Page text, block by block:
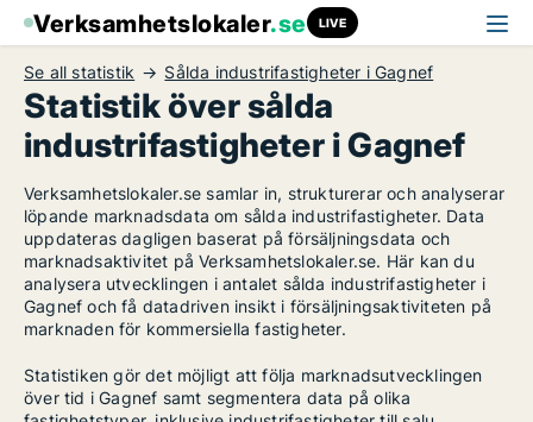
Verksamhetslokaler.se LIVE
Se all statistik Sålda industrifastigheter i Gagnef
Statistik över sålda
industrifastigheter i Gagnef
Verksamhetslokaler.se samlar in, strukturerar och analyserar
löpande marknadsdata om sålda industrifastigheter. Data
uppdateras dagligen baserat på försäljningsdata och
marknadsaktivitet på Verksamhetslokaler.se. Här kan du
analysera utvecklingen i antalet sålda industrifastigheter i
Gagnef och få datadriven insikt i försäljningsaktiviteten på
marknaden för kommersiella fastigheter.
Statistiken gör det möjligt att följa marknadsutvecklingen
över tid i Gagnef samt segmentera data på olika